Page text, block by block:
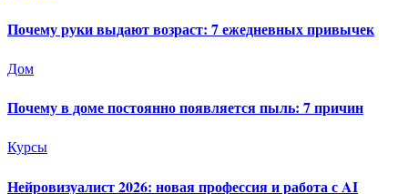
Почему руки выдают возраст: 7 ежедневных привычек
Дом
Почему в доме постоянно появляется пыль: 7 причин
Курсы
Нейровизуалист 2026: новая профессия и работа с AI